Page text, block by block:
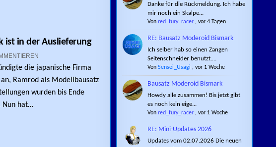
ist in der Auslieferung
ZU MODEROID BISMARK IST IN DER AUSLIEFERUNG
die japanische Firma
Ramrod als Modellbausatz
wurden bis Ende
Nun hat…
Danke für die Rückmeldung. Ich habe
mir noch ein Skalpe...
Von red_fury_racer, vor 4 Tagen
RE: Bausatz Moderoid Bismark
Ich selber hab so einen Zangen
Seitenschneider benutzt....
Von Sensei_Usagi , vor 1 Woche
Bausatz Moderoid Bismark
Howdy alle zusammen! Bis jetzt gibt
es noch kein eige...
Von red_fury_racer, vor 1 Woche
RE: Mini-Updates 2026
Updates vom 02.07.2026 Die neuen